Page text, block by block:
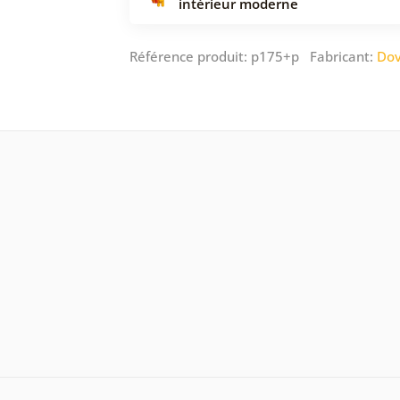
Référence produit: p175+p Fabricant: